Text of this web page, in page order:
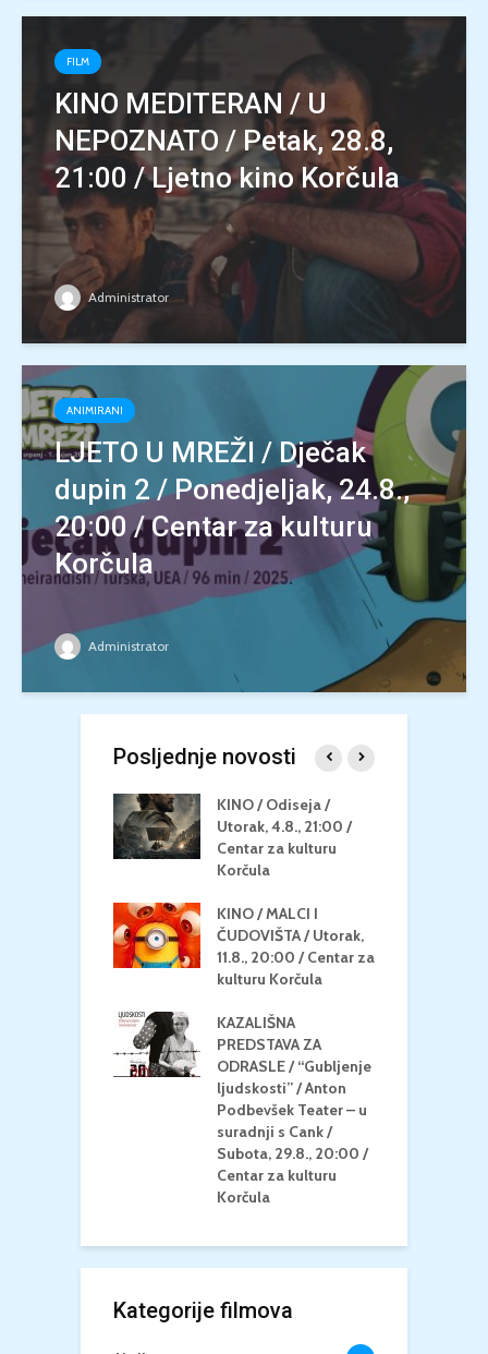
FILM
KINO MEDITERAN / U
NEPOZNATO / Petak, 28.8,
21:00 / Ljetno kino Korčula
Administrator
ANIMIRANI
LJETO U MREŽI / Dječak
dupin 2 / Ponedjeljak, 24.8.,
20:00 / Centar za kulturu
Korčula
Administrator
Posljednje novosti
KINO / Odiseja /
Utorak, 4.8., 21:00 /
Centar za kulturu
Korčula
KINO / MALCI I
ČUDOVIŠTA / Utorak,
11.8., 20:00 / Centar za
kulturu Korčula
KAZALIŠNA
PREDSTAVA ZA
ODRASLE / “Gubljenje
ljudskosti” / Anton
Podbevšek Teater – u
suradnji s Cank /
Subota, 29.8., 20:00 /
Centar za kulturu
Korčula
Kategorije filmova